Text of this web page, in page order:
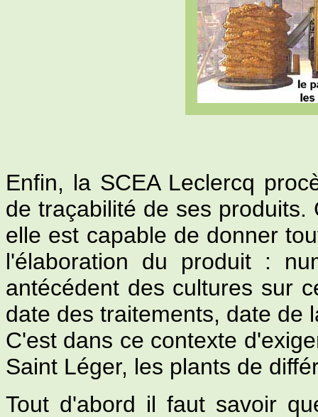
Enfin, la SCEA Leclercq
de traçabilité de ses
elle est capable de donner
l'élaboration du produit :
antécédent des cultures sur
date des traitements, date de
C'est dans ce contexte
Saint Léger, les plants de
Tout d'abord il faut savoir